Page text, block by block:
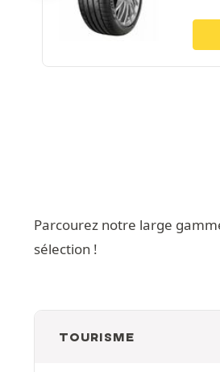
Parcourez notre large
sélection !
TOURISME